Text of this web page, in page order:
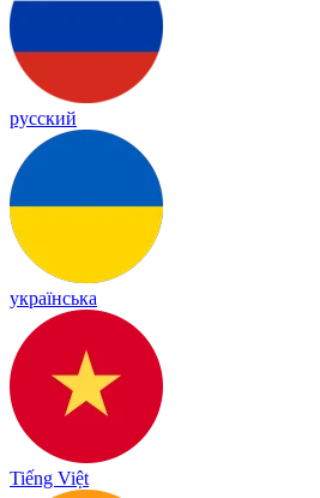
русский
українська
Tiếng Việt